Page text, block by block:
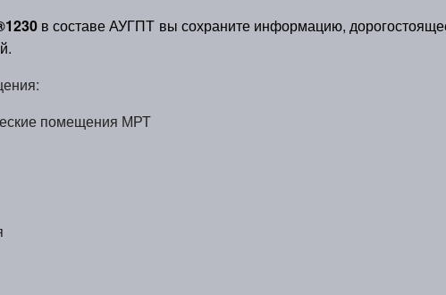
в составе АУГПТ вы сохраните информацию,
помещения МРТ